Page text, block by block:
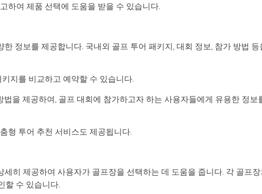
하여 제품 선택에 도움을 받을 수 있습니다.
정보를 제공합니다. 국내외 골프 투어 패키지, 대회 정보, 참가 방법 등
지를 비교하고 예약할 수 있습니다.
을 제공하여, 골프 대회에 참가하고자 하는 사용자들에게 유용한 정보
형 투어 추천 서비스도 제공됩니다.
히 제공하여 사용자가 골프장을 선택하는 데 도움을 줍니다. 각 골프
할 수 있습니다.